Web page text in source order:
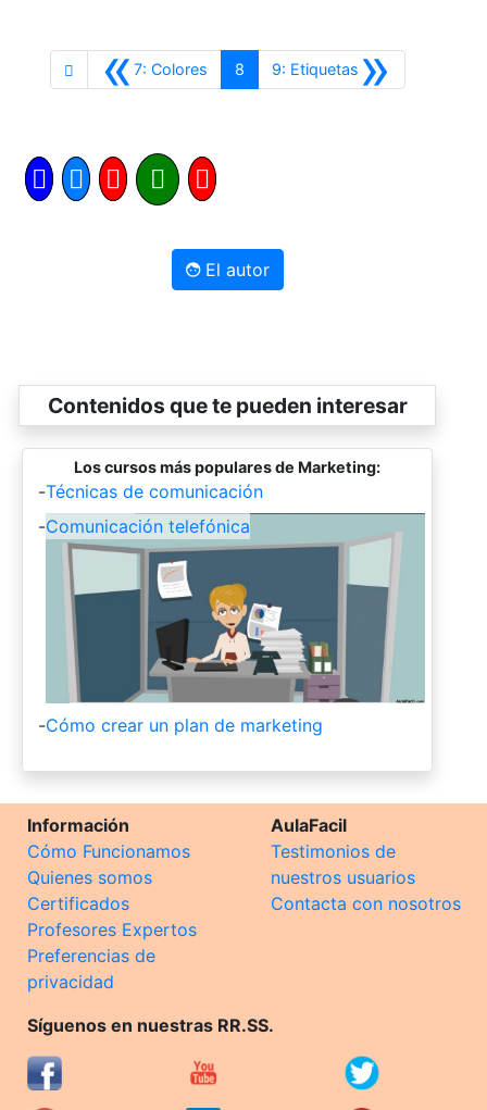
«7: ColoresAnterior
8 »
9: EtiquetasSiguiente
El autor
Contenidos que te pueden interesar
Los cursos más populares de Marketing:
-Técnicas de comunicación
-Comunicación telefónica
-Cómo crear un plan de marketing
Información
Cómo Funcionamos
Quienes somos
Certificados
Profesores Expertos
Preferencias de
privacidad
AulaFacil
Testimonios de
nuestros usuarios
Contacta con nosotros
Síguenos en nuestras RR.SS.